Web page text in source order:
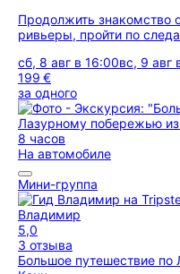
Продолжить знакомство
ривьеры, пройти по
сб, 8 авг в 16:00вс, 9 авг
199 €
за одного
8 часов
На автомобиле
Мини-группа
Владимир
5,0
3 отзыва
Большое путешествие